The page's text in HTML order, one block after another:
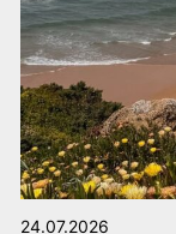
24.07.2026